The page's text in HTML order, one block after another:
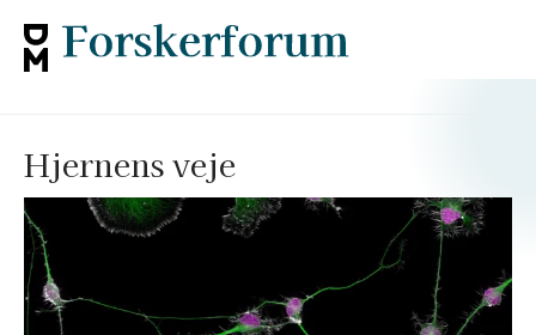
Hjernens veje